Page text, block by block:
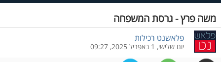
משה פרץ - גרסת המשפחה
פלאשנט רכילות
יום שלישי, 1 באפריל 2025, 09:27